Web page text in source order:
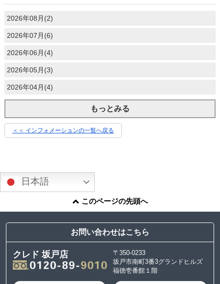
2026年08月(2)
2026年07月(6)
2026年06月(4)
2026年05月(3)
2026年04月(4)
もっとみる
＜＜ インフォメーションの一覧へ戻る
日本語
このページの先頭へ
お問い合わせはこちら
クレド 坂戸店
〒350-0233
坂戸市南町3番3グランドヒルズ
福徳壱番館１階